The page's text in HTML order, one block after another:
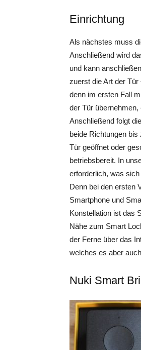
Einrichtung
Als nächstes muss
Anschließend wird
und kann
zuerst die Art der
denn im ersten Fall
der Tür
Anschließend folgt
beide Richtungen
Tür geöffnet oder
betriebsbereit. In
erforderlich, was
Denn bei den ersten
Smartphone und
Konstellation ist das
Nähe zum Smart
der Ferne über das
welches es aber
Nuki Smart